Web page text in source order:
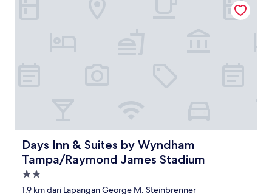
Days Inn & Suites by Wyndham
Tampa/Raymond James Stadium
Days Inn & Suites by Wyndham Tampa/Raymond James
Properti
bintang
1,9 km dari Lapangan George M. Steinbrenner